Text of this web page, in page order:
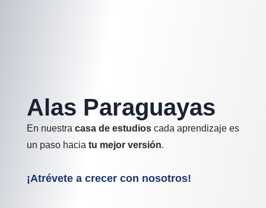
Alas Paraguayas
En nuestra casa de estudioscada aprendizaje es
un paso hacia tu mejor versión.
¡Atrévete a crecer con nosotros!